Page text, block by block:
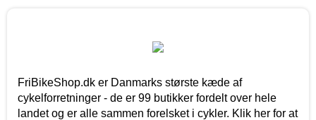
FriBikeShop.dk er Danmarks største kæde af
cykelforretninger - de er 99 butikker fordelt over hele
landet og er alle sammen forelsket i cykler. Klik her for at